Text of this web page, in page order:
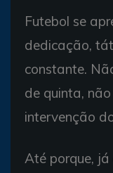
Futebol se
dedicação,
constante.
de quinta,
intervenção
Até porque,